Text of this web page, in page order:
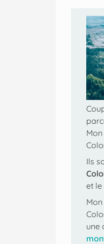
Ils
et le
une